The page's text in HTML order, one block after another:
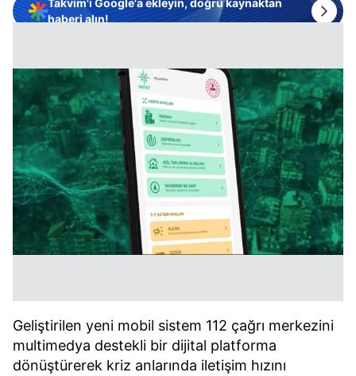
Takvim'i Google'a ekleyin, doğru kaynaktan
haberi alın!
Geliştirilen yeni mobil sistem 112 çağrı merkezini
multimedya destekli bir dijital platforma
dönüştürerek kriz anlarında iletişim hızını